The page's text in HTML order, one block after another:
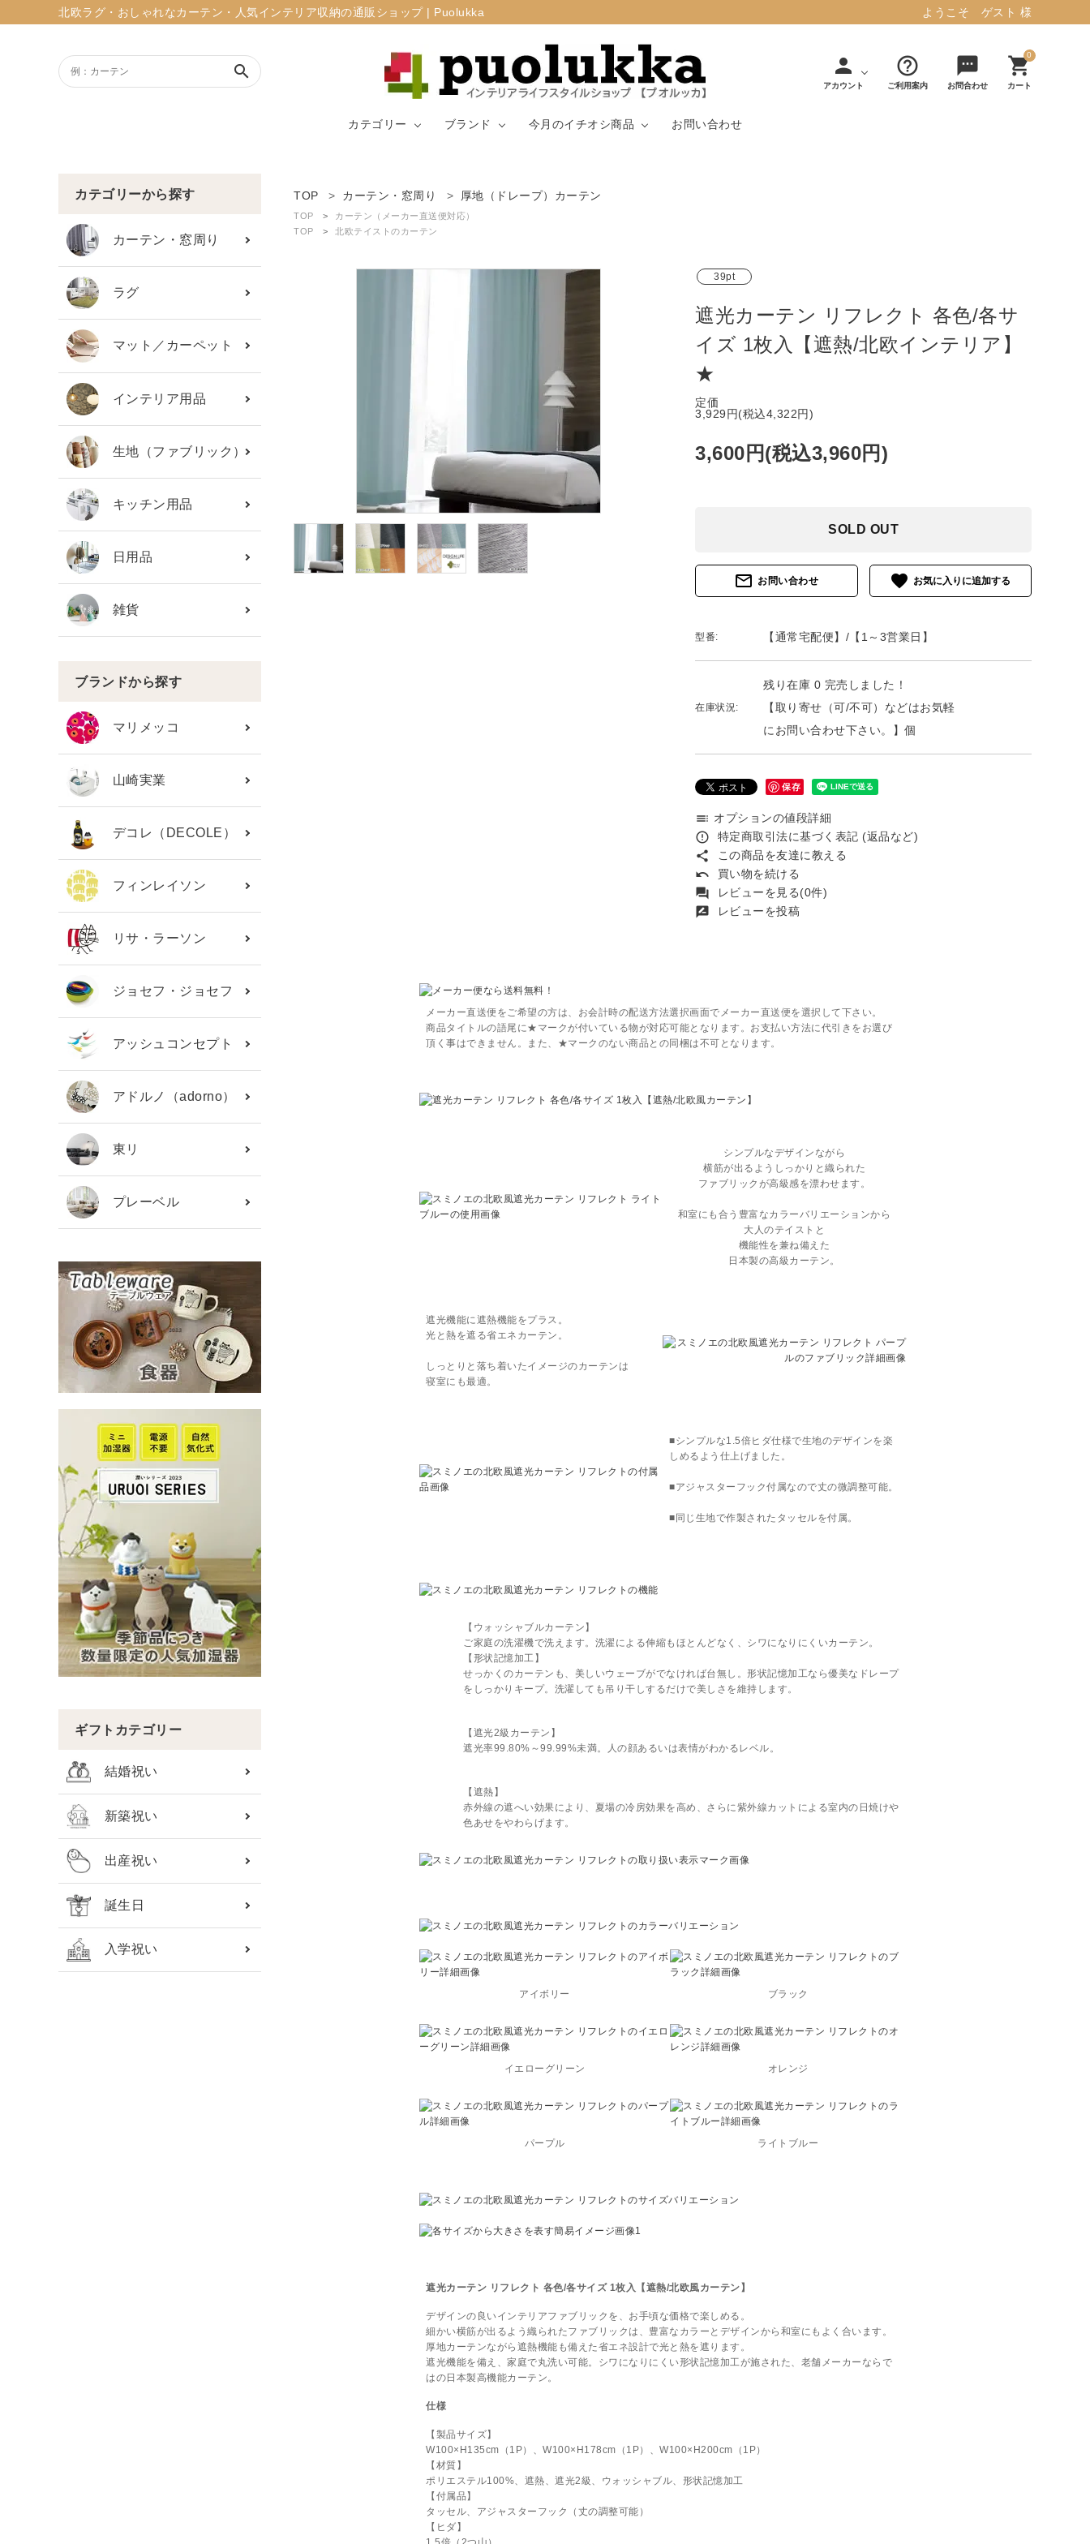
北欧ラグ・おしゃれなカーテン・人気インテリア収納の通販ショップ | Puolukka ようこそ ゲスト 様
search person
アカウント
help_outline
ご利用案内
sms
お問合わせ
0
shopping_cart
カート
カテゴリー
カーテン・窓周
り
ラグ
ブランド
マリメッコ
ョセフ
今月のイチオシ商品
詳しく見る
お問い合わせ
ようこそ ゲスト 様
ログイン person 新規会員登録
カテゴリーから探す
ブランド
ガイドライン
カテゴリーから探す
カーテン・窓周り
ラグ
マット／カーペット
インテリア用品
生地（ファブリック）
キッチン用品
日用品
雑貨
ブランドから探す
マリメッコ
山崎実業
デコレ（DECOLE）
フィンレイソン
リサ・ラーソン
ジョセフ・ジョセフ
アッシュコンセプト
アドルノ（adorno）
東リ
プレーベル
ギフトカテゴリー
結婚祝い
新築祝い
出産祝い
誕生日
入学祝い
TOP カーテン・窓周り 厚地（ドレープ）カーテン
TOP
カーテン（メーカー直送便対応）
TOP
北欧テイストのカーテン
39pt
遮光カーテン リフレクト 各色/各サ
イズ 1枚入【遮熱/北欧インテリア】
★
定価
3,929円(税込4,322円)
3,600円(税込3,960円)
SOLD OUT
mail_outline お問い合わせ favorite
型番: 【通常宅配便】/【1～3営業日】
在庫状況:
残り在庫 0 完売しました！
【取り寄せ（可/不可）などはお気軽
にお問い合わせ下さい。】個
保存
toc オプションの値段詳細
error_outline 特定商取引法に基づく表記 (返品など)
share この商品を友達に教える
undo 買い物を続ける
forum レビューを見る(0件)
rate_review レビューを投稿
メーカー直送便をご希望の方は、お会計時の配送方法選択画面でメーカー直送便を選択して下さい。
商品タイトルの語尾に★マークが付いている物が対応可能となります。お支払い方法に代引きをお選び
頂く事はできません。また、★マークのない商品との同梱は不可となります。
シンプルなデザインながら
横筋が出るようしっかりと織られた
ファブリックが高級感を漂わせます 。
和室にも合う豊富なカラーバリエーションから
大人のテイストと
機能性を兼ね備えた
日本製の高級カーテン。
遮光機能に遮熱機能をプラス。
光と熱を遮る省エネカーテン。
しっとりと落ち着いたイメージのカーテンは
寝室にも最適。
■シンプルな1.5倍ヒダ仕様で生地のデザインを楽
しめるよう仕上げました。
■アジャスターフック付属なので丈の微調整可能。
■同じ生地で作製されたタッセルを付属。
【ウォッシャブルカーテン】
ご家庭の洗濯機で洗えます。洗濯による伸縮もほとんどなく、シワになりにくいカーテン。
【形状記憶加工】
せっかくのカーテンも、美しいウェーブがでなければ台無し。形状記憶加工なら優美なドレープ
をしっかりキープ。洗濯しても吊り干しするだけで美しさを維持します。
【遮光2級カーテン】
遮光率99.80%～99.99%未満。人の顔あるいは表情がわかるレベル。
【遮熱】
赤外線の遮へい効果により、夏場の冷房効果を高め、さらに紫外線カットによる室内の日焼けや
色あせをやわらげます。
アイボリー ブラック
イエローグリーン オレンジ
パープル ライトブルー
遮光カーテン リフレクト 各色/各サイズ 1枚入【遮熱/北欧風カーテン】
デザインの良いインテリアファブリックを、お手頃な価格で楽しめる。
細かい横筋が出るよう織られたファブリックは、豊富なカラーとデザインから和室にもよく合います。
厚地カーテンながら遮熱機能も備えた省エネ設計で光と熱を遮ります。
遮光機能を備え、家庭で丸洗い可能。シワになりにくい形状記憶加工が施された、老舗メーカーならで
はの日本製高機能カーテン。
仕様
【製品サイズ】
W100×H135cm（1P）、W100×H178cm（1P）、W100×H200cm（1P）
【材質】
ポリエステル100%、遮熱、遮光2級、ウォッシャブル、形状記憶加工
【付属品】
タッセル、アジャスターフック（丈の調整可能）
【ヒダ】